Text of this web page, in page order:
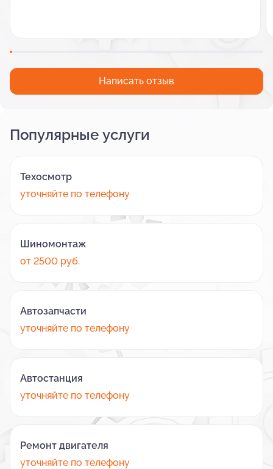
Написать отзыв
Популярные услуги
Техосмотр
уточняйте по телефону
Шиномонтаж
от 2500 руб.
Автозапчасти
уточняйте по телефону
Автостанция
уточняйте по телефону
Ремонт двигателя
уточняйте по телефону